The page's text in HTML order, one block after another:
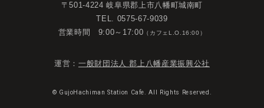
〒501-4224 岐阜県郡上市八幡町城南町
TEL. 0575-67-9039
営業時間 9:00～17:00 （カフェL.O.16:00）
運営： 一般財団法人 郡上八幡産業振興公社
© GujoHachiman Station Cafe. All Rights Reserved.